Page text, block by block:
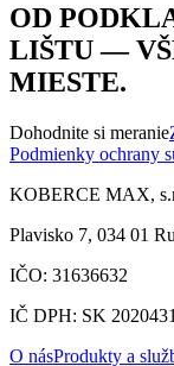
OD
LIŠTU —
MIESTE.
Dohodnite si meranie
Podmienky ochrany
KOBERCE MAX,
Plavisko 7, 034 01
IČO: 31636632
IČ DPH: SK
O násProdukty a